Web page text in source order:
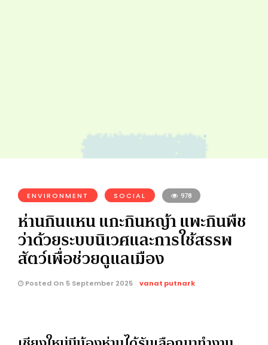
ENVIRONMENT SOCIAL 978
ห่านกินแหน แกะกินหญ้า แพะกินพืช
ว่าด้วยระบบนิเวศและการใช้สรรพ
สัตว์เพื่อช่วยดูแลเมือง
Posted On 5 September 2025 vanat putnark